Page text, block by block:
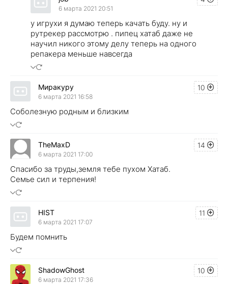
6 марта 2021 20:51
у игрухи я думаю теперь качать буду. ну и
рутрекер рассмотрю . пипец хатаб даже не
научил никого этому делу теперь на одного
репакера меньше навсегда
10
Миракуру
6 марта 2021 16:58
Соболезную родным и близким
14
TheMaxD
6 марта 2021 17:00
Спасибо за труды,земля тебе пухом Хатаб.
Семье сил и терпения!
11
HIST
6 марта 2021 17:07
Будем помнить
10
ShadowGhost
6 марта 2021 17:36